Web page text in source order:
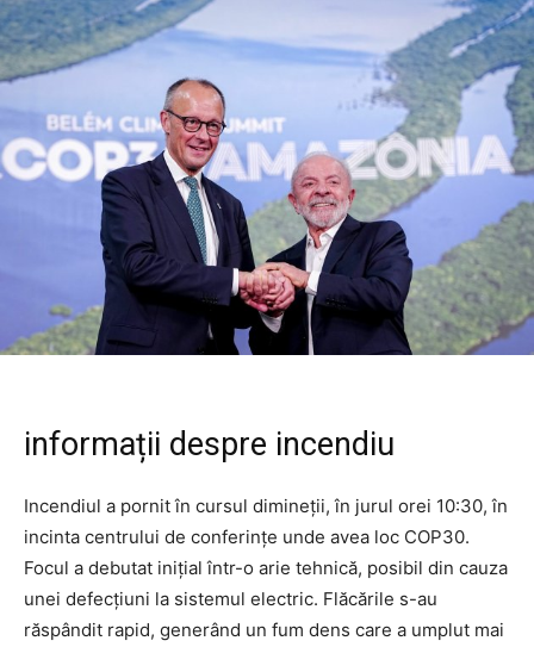
informații despre incendiu
Incendiul a pornit în cursul dimineții, în jurul orei 10:30, în
incinta centrului de conferințe unde avea loc COP30.
Focul a debutat inițial într-o arie tehnică, posibil din cauza
unei defecțiuni la sistemul electric. Flăcările s-au
răspândit rapid, generând un fum dens care a umplut mai